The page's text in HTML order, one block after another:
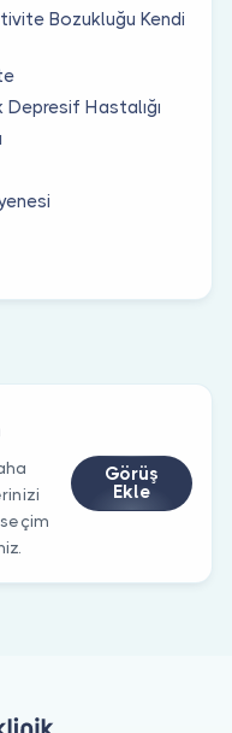
Bozukluğu Kendi
Depresif Hastalığı
Görüş
Ekle